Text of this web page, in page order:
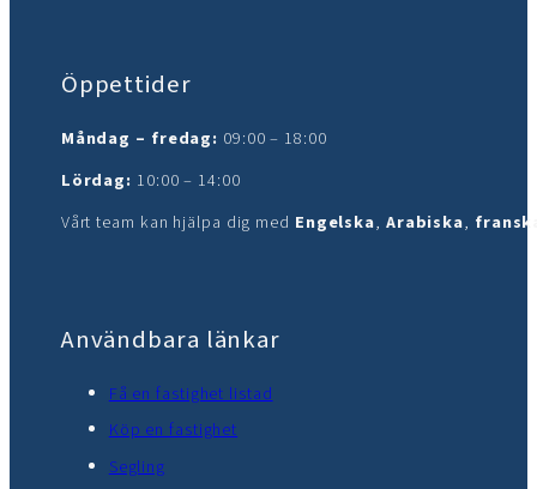
Öppettider
Måndag – fredag: 09:00 – 18:00
Lördag: 10:00 – 14:00
Vårt team kan hjälpa dig med Engelska, Arabiska,
Användbara länkar
Få en fastighet listad
Köp en fastighet
Segling